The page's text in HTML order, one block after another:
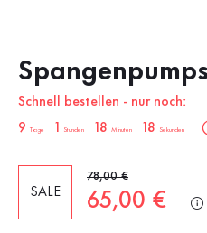
Schnell bestellen - nur noch:
sale.countdown.description
9 Tage 1 Stunden 18 Minuten 17 Sekunden
SALE
Alter Preis
78,00 €
Neuer Preis
65,00 €